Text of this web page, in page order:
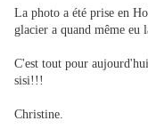
La photo a été prise en
glacier a quand même eu
C'est tout pour
sisi!!!
Christine.